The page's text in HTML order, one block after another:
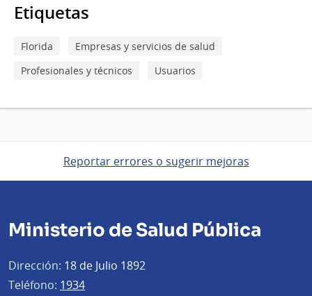
Etiquetas
Florida
Empresas y servicios de salud
Profesionales y técnicos
Usuarios
Reportar errores o sugerir mejoras
Ministerio de Salud Pública
Dirección: 18 de Julio 1892
Teléfono: 1934